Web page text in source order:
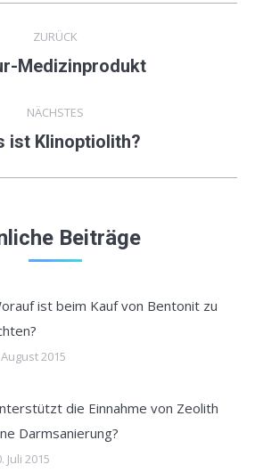
ZURÜCK
Vorheriger
Medizinprodukt
NÄCHSTES
Nächster
ist Klinoptiolith?
Beiträge
ist beim Kauf von Bentonit zu
2015
die Einnahme von Zeolith
Darmsanierung?
Juli 2015